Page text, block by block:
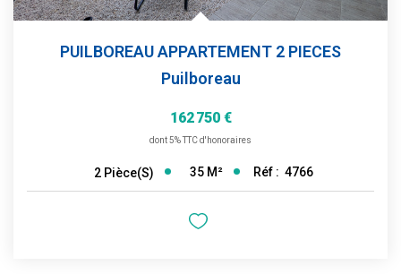
PUILBOREAU APPARTEMENT 2 PIECES
Puilboreau
162 750 €
dont 5% TTC d'honoraires
2 Pièce(s) 35 M² Réf : 4766